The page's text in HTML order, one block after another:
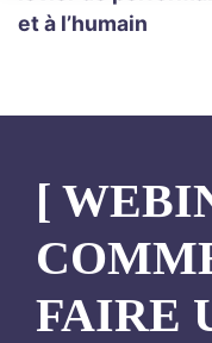
et à l’humain
[
FAIRE